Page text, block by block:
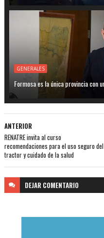
GENERALES
Formosa es la única provincia con
ANTERIOR
RENATRE invita al curso
recomendaciones para el uso seguro del
tractor y cuidado de la salud
DEJAR COMENTARIO